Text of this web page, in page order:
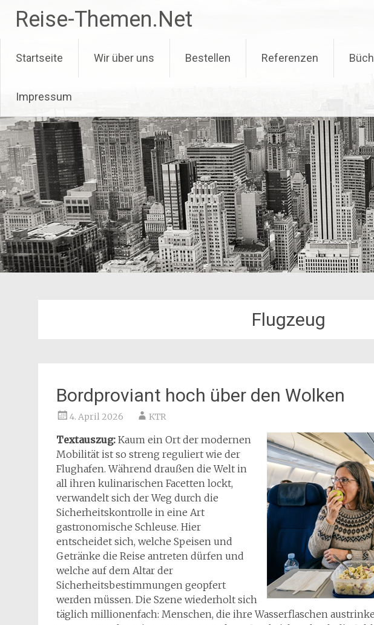
Inhalt
springen
Reise-Themen.Net
Startseite Wir über uns Bestellen Referenzen
Impressum
Flugzeug
Bordproviant hoch über den Wolken
4. April 2026 KTR
Textauszug: Kaum ein Ort der modernen
Mobilität ist so streng reguliert wie der
Flughafen. Während draußen die Welt in
all ihren kulinarischen Facetten lockt,
verwandelt sich der Weg durch die
Sicherheitskontrolle in eine Art
gastronomische Schleuse. Hier
entscheidet sich, welche Speisen und
Getränke die Reise antreten dürfen und
welche auf dem Altar der
Sicherheitsbestimmungen geopfert
werden müssen. Die Szene wiederholt sich
täglich millionenfach: Menschen, die ihre Wasserflaschen